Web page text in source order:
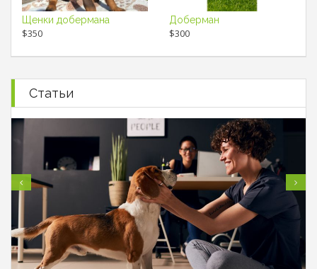
Щенки добермана
$350
Доберман
$300
Статьи